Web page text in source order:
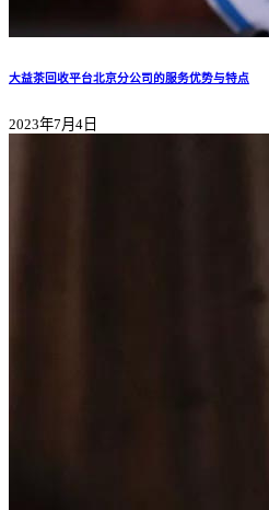
大益茶回收平台北京分公司的服务优势与特点
2023年7月4日